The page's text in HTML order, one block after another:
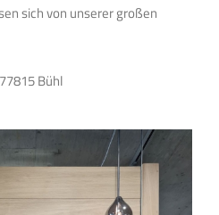
sich von unserer großen
Bühl